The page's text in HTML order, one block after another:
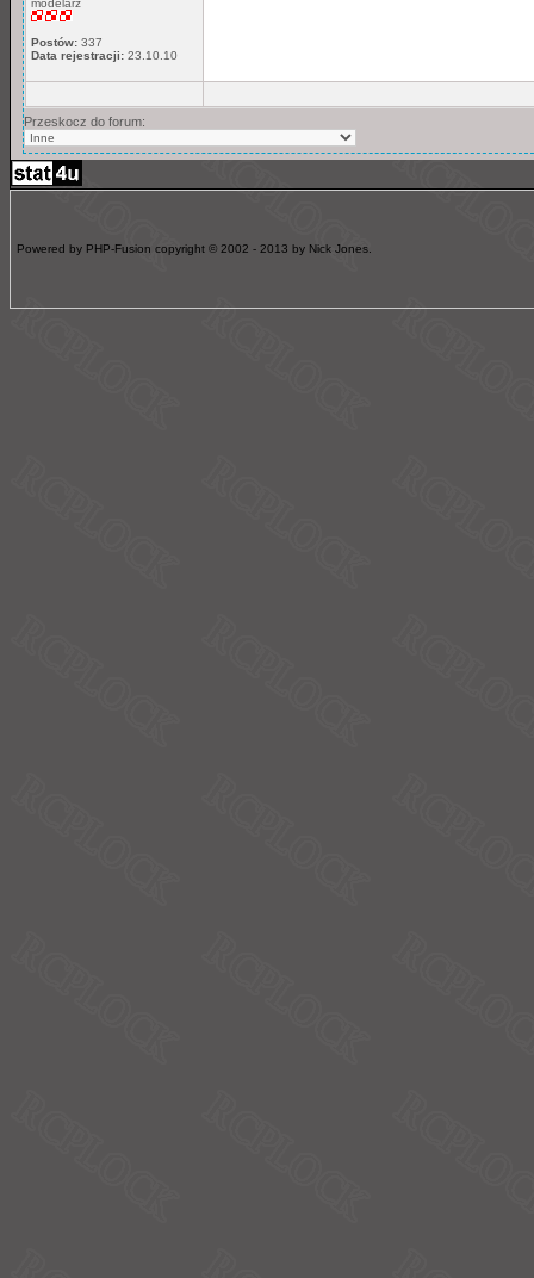
modelarz
Postów: 337
Data rejestracji: 23.10.10
Przeskocz do forum:
Powered by PHP-Fusion copyright © 2002 - 2013 by Nick Jones.